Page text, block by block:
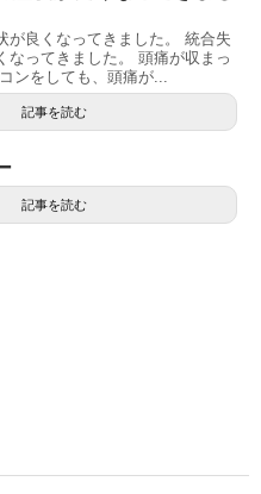
が良くなってきました。 統合失
なってきました。 頭痛が収まっ
ンをしても、頭痛が...
記事を読む
記事を読む